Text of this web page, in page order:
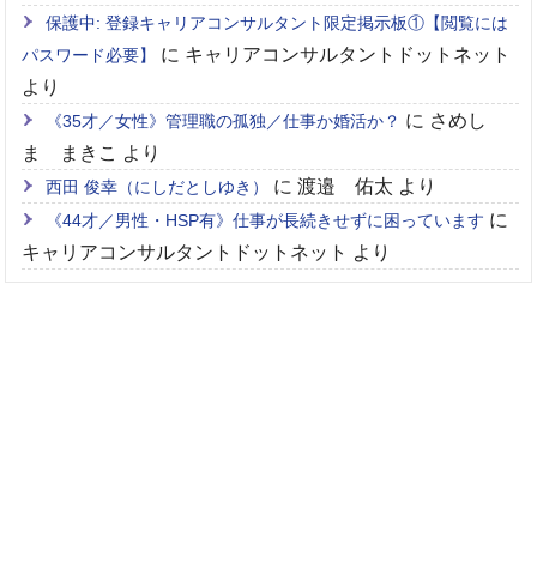
保護中: 登録キャリアコンサルタント限定掲示板①【閲覧には
パスワード必要】
に キャリアコンサルタントドットネット
より
《35才／女性》管理職の孤独／仕事か婚活か？ に さめし
ま まきこ より
西田 俊幸（にしだとしゆき） に渡邉 佑太 より
《44才／男性・HSP有》仕事が長続きせずに困っています に
キャリアコンサルタントドットネット より